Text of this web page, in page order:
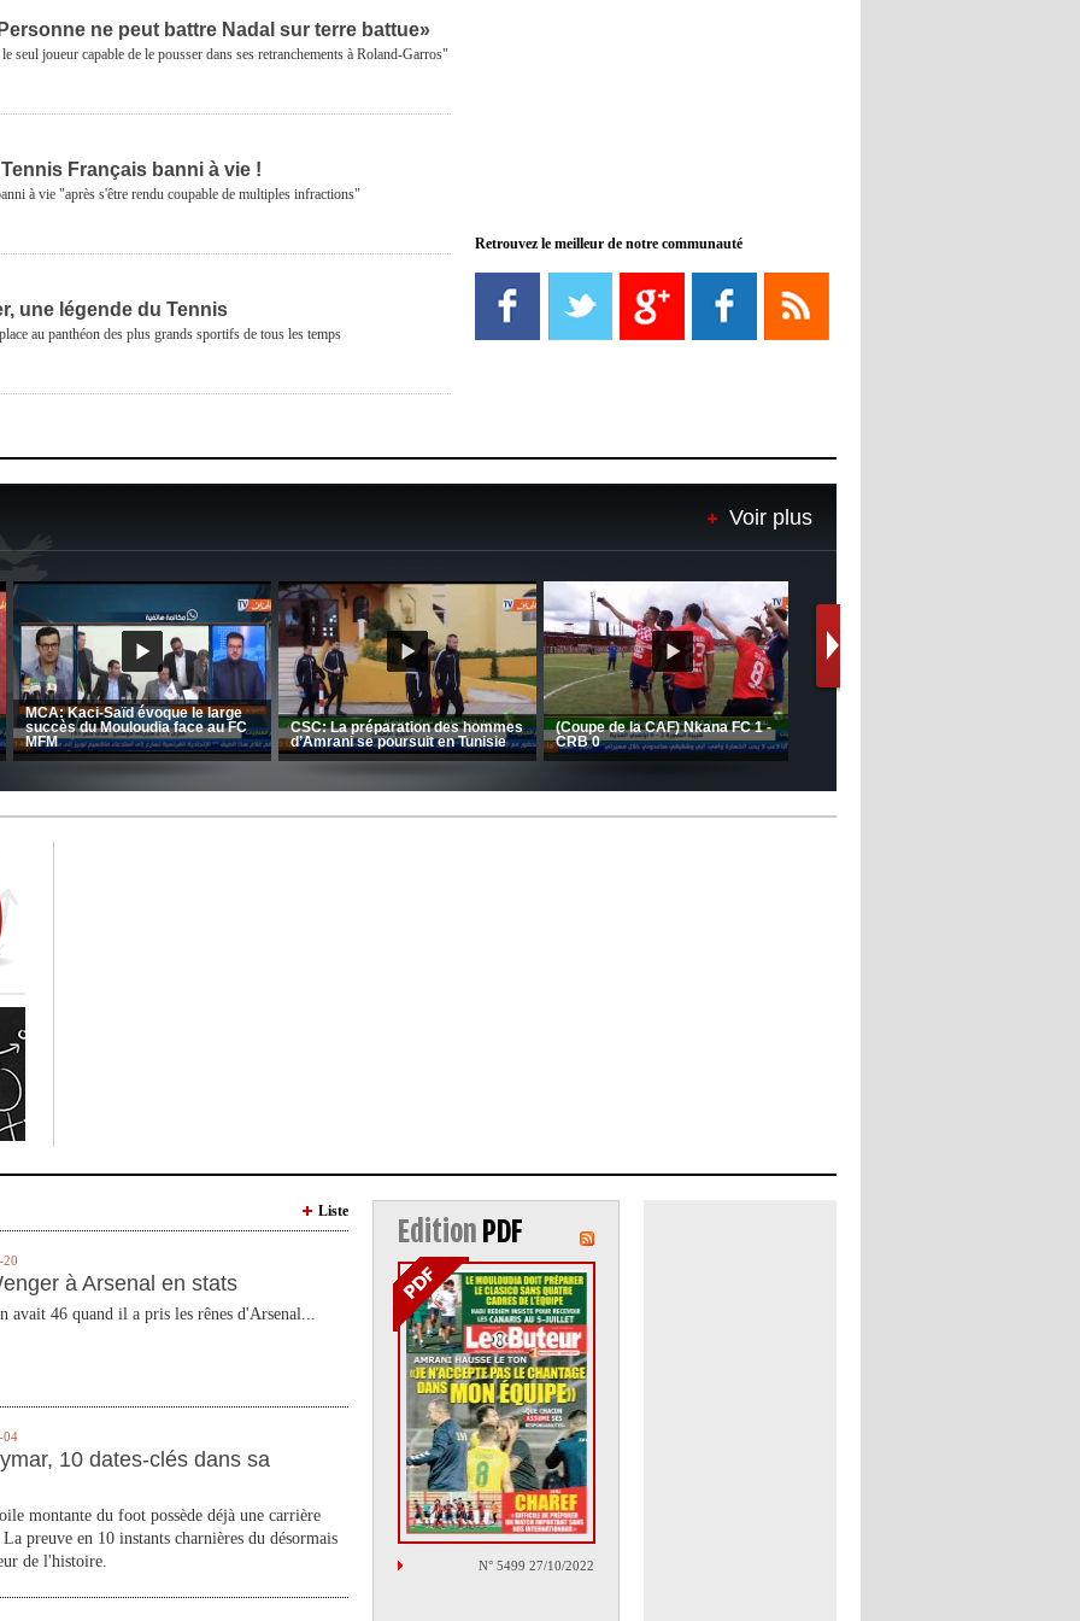
ne peut battre Nadal sur terre battue»
seul joueur capable de le pousser dans ses retranchements à Roland-Garros"
Français banni à vie !
à vie "après s'être rendu coupable de multiples infractions"
une légende du Tennis
au panthéon des plus grands sportifs de tous les temps
08:21 - 2022/11/08
Liverpool mis en vente par son
propriétaire
de matchs"
départ d'Hazard cet hiver
Retrouvez le meilleur de notre communauté
Voir plus
Le message de Delort, Benrahma
et Belkebla à l'occasion du "Big
Day de vaccination"
Entretien avec Moulay Haddou
CRB: Entretien avec Toufik
Korichi
Liste
20
à Arsenal en stats
avait 46 quand il a pris les rênes d'Arsenal...
04
10 dates-clés dans sa
montante du foot possède déjà une carrière
preuve en 10 instants charnières du désormais
de l'histoire.
Edition PDF
N° 5499 27/10/2022